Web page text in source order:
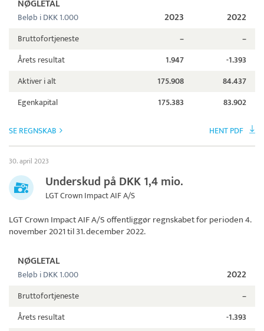
NØGLETAL
Beløb i DKK 1.000 2023 2022
Bruttofortjeneste –
–
Årets resultat
1.947
-1.393
Aktiver i alt
175.908
84.437
Egenkapital
175.383 83.902
SE REGNSKAB HENT PDF
30. april 2023
Underskud på DKK 1,4 mio.
LGT Crown Impact AIF A/S
LGT Crown Impact AIF A/Soffentliggør regnskabet for perioden 4.
november 2021 til 31. december 2022.
NØGLETAL
Beløb i DKK 1.000 2022
Bruttofortjeneste
–
Årets resultat
-1.393